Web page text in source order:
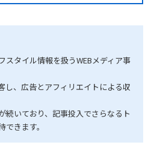
スタイル情報を扱うWEBメディア事
し、広告とアフィリエイトによる収
続いており、記事投入でさらなるト
きます。